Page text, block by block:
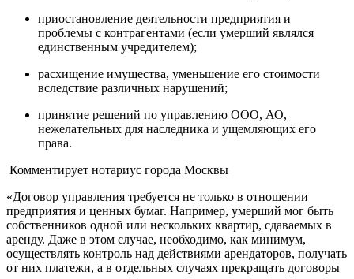
приостановление деятельности предприятия и
проблемы с контрагентами (если умерший являлся
единственным учредителем);
расхищение имущества, уменьшение его стоимости
вследствие различных нарушений;
принятие решений по управлению ООО, АО,
нежелательных для наследника и ущемляющих его
права.
Комментирует нотариус города Москвы
«Договор управления требуется не только в отношении
предприятия и ценных бумаг. Например, умерший мог быть
собственников одной или нескольких квартир, сдаваемых в
аренду. Даже в этом случае, необходимо, как минимум,
осуществлять контроль над действиями арендаторов, получать
от них платежи, а в отдельных случаях прекращать договоры